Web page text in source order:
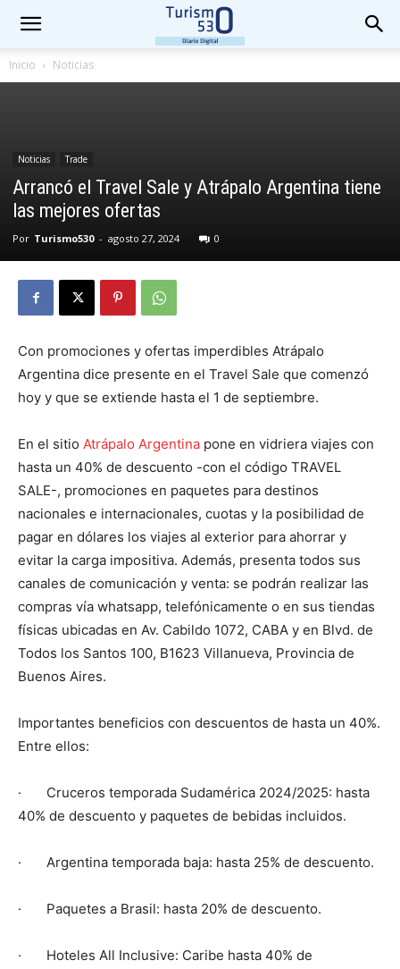
Inicio Noticias
Noticias Trade
Arrancó el Travel Sale y Atrápalo Argentina tiene
las mejores ofertas
Por Turismo530 - agosto 27, 2024 0
Con promociones y ofertas imperdibles Atrápalo
Argentina dice presente en el Travel Sale que comenzó
hoy y que se extiende hasta el 1 de septiembre.
En el sitio Atrápalo Argentina pone en vidriera viajes con
hasta un 40% de descuento -con el código TRAVEL
SALE-, promociones en paquetes para destinos
nacionales e internacionales, cuotas y la posibilidad de
pagar en dólares los viajes al exterior para ahorrar y
evitar la carga impositiva. Además, presenta todos sus
canales de comunicación y venta: se podrán realizar las
compras vía whatsapp, telefónicamente o en sus tiendas
físicas ubicadas en Av. Cabildo 1072, CABA y en Blvd. de
Todos los Santos 100, B1623 Villanueva, Provincia de
Buenos Aires.
Importantes beneficios con descuentos de hasta un 40%.
Entre ellos:
· Cruceros temporada Sudamérica 2024/2025: hasta
40% de descuento y paquetes de bebidas incluidos.
· Argentina temporada baja: hasta 25% de descuento.
· Paquetes a Brasil: hasta 20% de descuento.
· Hoteles All Inclusive: Caribe hasta 40% de